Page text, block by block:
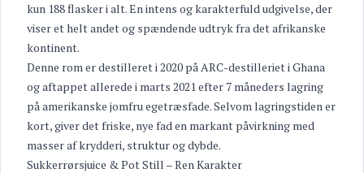
kun 188 flasker i alt. En intens og karakterfuld udgivelse, der
viser et helt andet og spændende udtryk fra det afrikanske
kontinent.
Denne rom er destilleret i 2020 på ARC-destilleriet i Ghana
og aftappet allerede i marts 2021 efter 7 måneders lagring
på amerikanske jomfru egetræsfade. Selvom lagringstiden er
kort, giver det friske, nye fad en markant påvirkning med
masser af krydderi, struktur og dybde.
Sukkerrørsjuice & Pot Still – Ren Karakter